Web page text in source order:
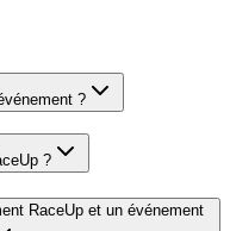
?
?
RaceUp et un événement